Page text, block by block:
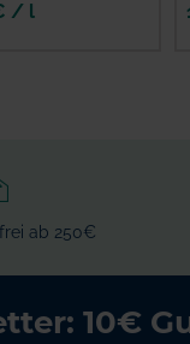
/ l
ab 250€
10€